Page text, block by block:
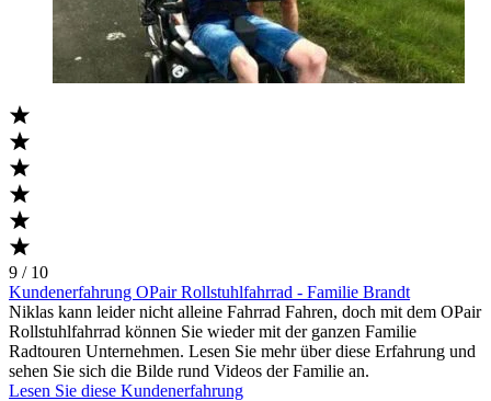
9 / 10
Kundenerfahrung OPair Rollstuhlfahrrad - Familie Brandt
Niklas kann leider nicht alleine Fahrrad Fahren, doch mit dem OPair
Rollstuhlfahrrad können Sie wieder mit der ganzen Familie
Radtouren Unternehmen. Lesen Sie mehr über diese Erfahrung und
sehen Sie sich die Bilde rund Videos der Familie an.
Lesen Sie diese Kundenerfahrung